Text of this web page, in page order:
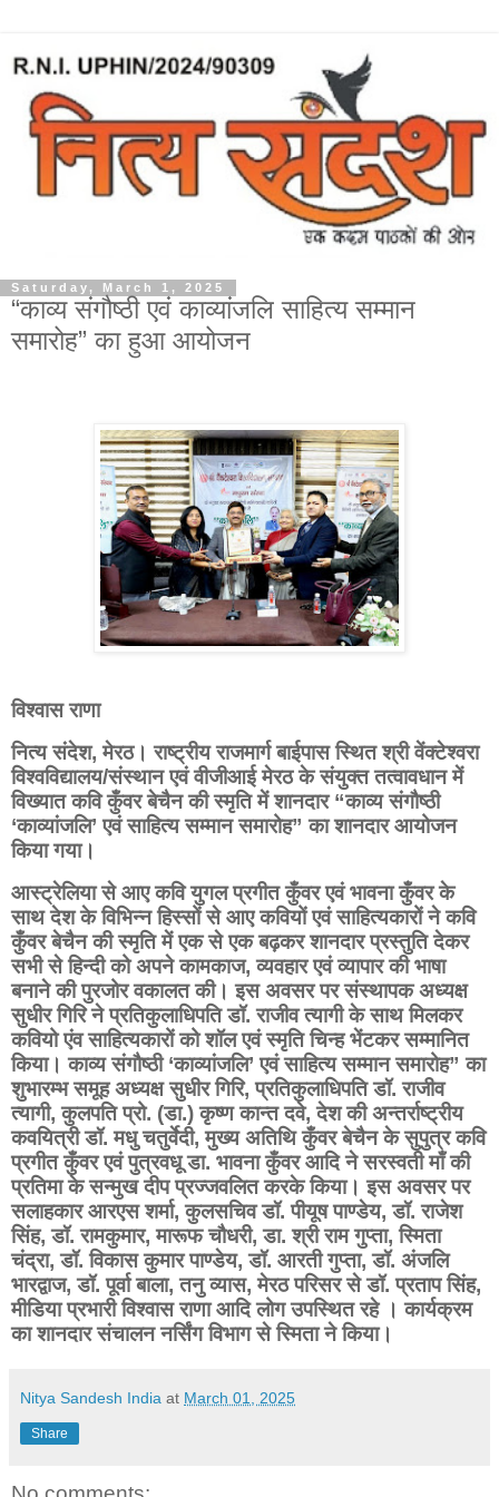
Saturday, March 1, 2025
“काव्य संगौष्ठी एवं काव्यांजलि साहित्य सम्मान
समारोह” का हुआ आयोजन
विश्वास राणा
नित्य संदेश,मेरठ। राष्ट्रीय राजमार्ग बाईपास स्थित श्री वेंक्टेश्वरा
विश्वविद्यालय/संस्थान एवं वीजीआई मेरठ के संयुक्त तत्वावधान में
विख्यात कवि कुँवर बेचैन की स्मृति में शानदार “काव्य संगौष्ठी
‘काव्यांजलि’ एवं साहित्य सम्मान समारोह” का शानदार आयोजन
किया गया।
आस्ट्रेलिया से आए कवि युगल प्रगीत कुँवर एवं भावना कुँवर के
साथ देश के विभिन्न हिस्सों से आए कवियों एवं साहित्यकारों ने कवि
कुँवर बेचैन की स्मृति में एक से एक बढ़कर शानदार प्रस्तुति देकर
सभी से हिन्दी को अपने कामकाज, व्यवहार एवं व्यापार की भाषा
बनाने की पुरजोर वकालत की। इस अवसर पर संस्थापक अध्यक्ष
सुधीर गिरि ने प्रतिकुलाधिपति डॉ. राजीव त्यागी के साथ मिलकर
कवियो एंव साहित्यकारों को शॉल एवं स्मृति चिन्ह भेंटकर सम्मानित
किया। काव्य संगौष्ठी ‘काव्यांजलि’ एवं साहित्य सम्मान समारोह” का
शुभारम्भ समूह अध्यक्ष सुधीर गिरि, प्रतिकुलाधिपति डॉ. राजीव
त्यागी, कुलपति प्रो. (डा.) कृष्ण कान्त दवे, देश की अन्तर्राष्ट्रीय
कवयित्री डॉ. मधु चतुर्वेदी, मुख्य अतिथि कुँवर बेचैन के सुपुत्र कवि
प्रगीत कुँवर एवं पुत्रवधू डा. भावना कुँवर आदि ने सरस्वती माँ की
प्रतिमा के सन्मुख दीप प्रज्जवलित करके किया। इस अवसर पर
सलाहकार आरएस शर्मा, कुलसचिव डॉ. पीयूष पाण्डेय, डॉ. राजेश
सिंह, डॉ. रामकुमार, मारूफ चौधरी, डा. श्री राम गुप्ता, स्मिता
चंद्रा, डॉ. विकास कुमार पाण्डेय, डॉ. आरती गुप्ता, डॉ. अंजलि
भारद्वाज, डॉ. पूर्वा बाला, तनु व्यास, मेरठ परिसर से डॉ. प्रताप सिंह,
मीडिया प्रभारी विश्वास राणा आदि लोग उपस्थित रहे । कार्यक्रम
का शानदार संचालन नर्सिंग विभाग से स्मिता ने किया।
Nitya Sandesh India at March 01, 2025
Share